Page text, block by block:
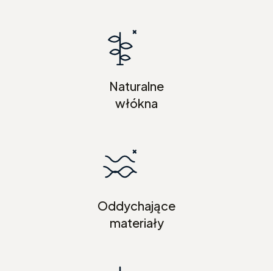
Naturalne
włókna
Oddychające
materiały